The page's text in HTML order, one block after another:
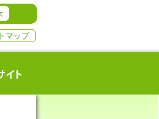
マップ